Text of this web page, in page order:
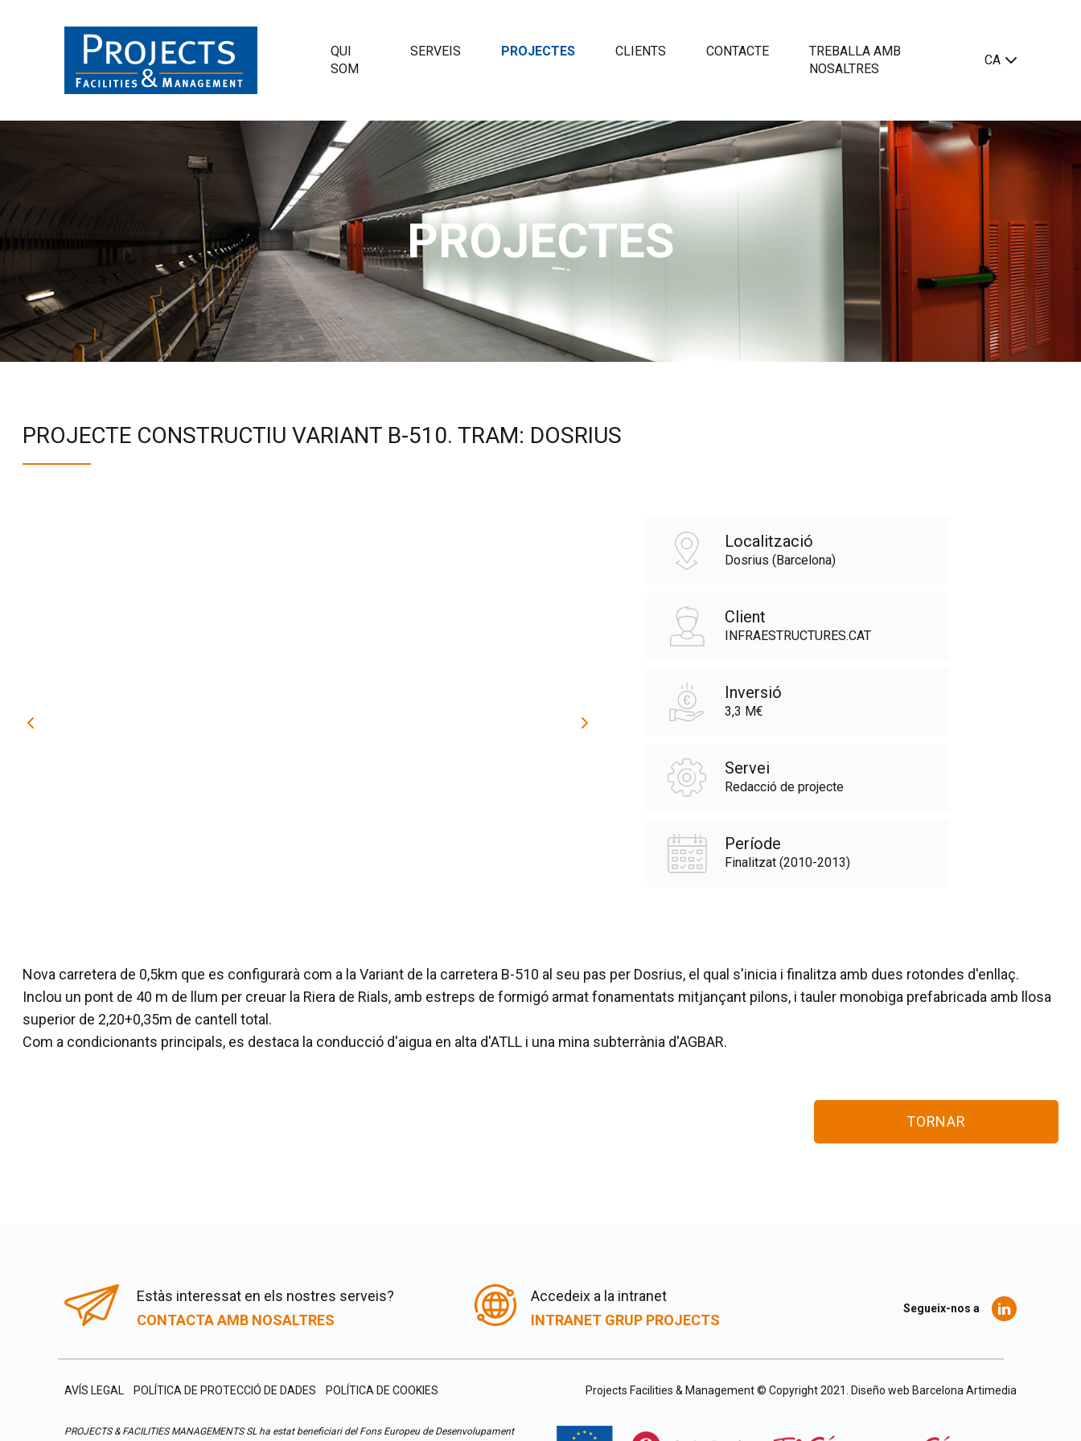
QUI
SOM
SERVEIS PROJECTES CLIENTS CONTACTE
TREBALLA AMB
NOSALTRES
CA
PROJECTES
PROJECTE CONSTRUCTIU VARIANT B-510. TRAM: DOSRIUS
Localització
Dosrius (Barcelona)
Client
INFRAESTRUCTURES.CAT
Inversió
3,3 M€
Servei
Redacció de projecte
Període
Finalitzat (2010-2013)
Nova carretera de 0,5km que es configurarà com a la Variant de la carretera B-510 al seu pas per Dosrius, el qual s'inicia i finalitza amb dues rotondes d'enllaç.
Inclou un pont de 40 m de llum per creuar la Riera de Rials, amb estreps de formigó armat fonamentats mitjançant pilons, i tauler monobiga prefabricada amb llosa
superior de 2,20+0,35m de cantell total.
Com a condicionants principals, es destaca la conducció d'aigua en alta d'ATLL i una mina subterrània d'AGBAR.
TORNAR
Estàs interessat en els nostres serveis?
CONTACTA AMB NOSALTRES
Accedeix a la intranet
INTRANET GRUP PROJECTS
Segueix-nos a
AVÍS LEGAL POLÍTICA DE PROTECCIÓ DE DADES POLÍTICA DE COOKIES Projects Facilities & Management © Copyright 2021. Diseño web Barcelona Artimedia
PROJECTS & FACILITIES MANAGEMENTS SL ha estat beneficiari del Fons Europeu de Desenvolupament